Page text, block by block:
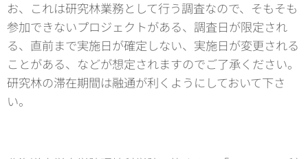
お、これは研究林業務として行う調査なので、そもそも
参加できないプロジェクトがある、調査日が限定され
る、直前まで実施日が確定しない、実施日が変更される
ことがある、などが想定されますのでご了承ください。
研究林の滞在期間は融通が利くようにしておいて下さ
い。